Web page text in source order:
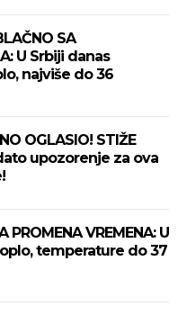
SA
U Srbiji danas
najviše do 36
OGLASIO! STIŽE
upozorenje za ova
PROMENA VREMENA: U
temperature do 37